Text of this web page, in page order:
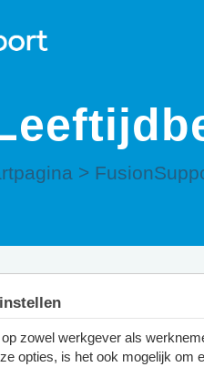
>
zowel werkgever als
opties, is het ook mogelijk om